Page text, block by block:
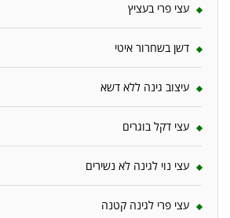
עצי פרי בעציץ
דשן בשחרור איטי
עיצוב גינה ללא דשא
עצי דקל בוגרים
עצי נוי לגינה לא נשירים
עצי פרי לגינה קטנה